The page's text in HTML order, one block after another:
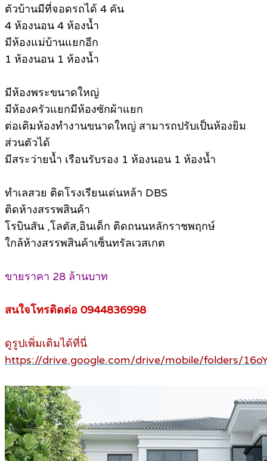
ตัวบ้านมีที่จอดรถได้ 4 คัน
4 ห้องนอน 4 ห้องน้ำ
มีห้องแม่บ้านแยกอีก
1 ห้องนอน 1 ห้องน้ำ
มีห้องพระขนาดใหญ่
มีห้องครัวแยกมีห้องซักผ้าแยก
ต่อเติมห้องทำงานขนาดใหญ่ สามารถปรับเป็นห้องยิม
ส่วนตัวได้
มีสระว่ายน้ำ เรือนรับรอง 1 ห้องนอน 1 ห้องน้ำ
ทำเลสวย ติดโรงเรียนเด่นหล้า DBS
ติดห้างสรรพสินค้า
โรบินสัน ,โลตัส,อินเด็ก ติดถนนหลักราชพฤกษ์
ใกล้ห้างสรรพสินค้าเซ็นทรัลเวสเกต
ขายราคา 28 ล้านบาท
สนใจโทรติดต่อ 0944836998
ดูรูปเพิ่มเติมได้ที่นี่
https://drive.google.com/drive/mobile/folders/